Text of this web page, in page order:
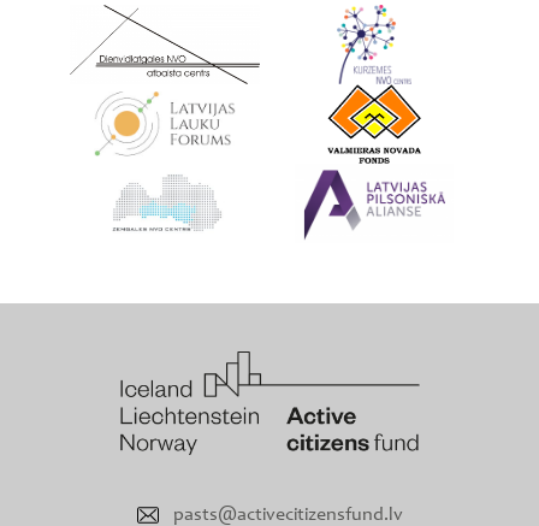
pasts@activecitizensfund.lv